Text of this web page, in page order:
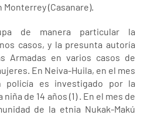
(Casanare).
de manera particular la
casos, y la presunta autoría
Armadas en varios casos de
En Neiva-Huila, en el mes
policía es investigado por la
de 14 años (1) . En el mes de
de la etnia Nukak-Makú